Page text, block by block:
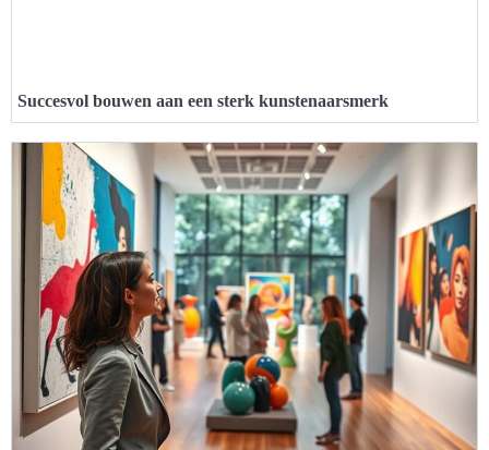
Succesvol bouwen aan een sterk kunstenaarsmerk